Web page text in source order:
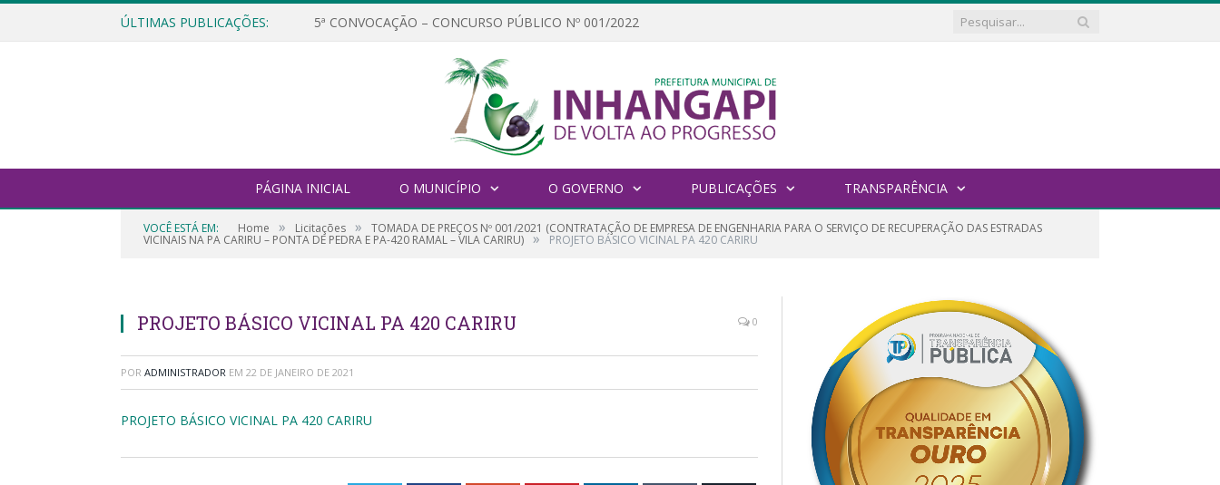
ÚLTIMAS PUBLICAÇÕES: 5ª CONVOCAÇÃO – CONCURSO PÚBLICO Nº 001/2022
PÁGINA INICIAL O MUNICÍPIO O GOVERNO PUBLICAÇÕES TRANSPARÊNCIA
VOCÊ ESTÁ EM: Home » Licitações » TOMADA DE PREÇOS Nº 001/2021 (CONTRATAÇÃO DE EMPRESA DE ENGENHARIA PARA O SERVIÇO DE RECUPERAÇÃO DAS ESTRADAS
VICINAIS NA PA CARIRU – PONTA DE PEDRA E PA-420 RAMAL – VILA CARIRU) » PROJETO BÁSICO VICINAL PA 420 CARIRU
PROJETO BÁSICO VICINAL PA 420 CARIRU 0
POR ADMINISTRADOR EM 22 DE JANEIRO DE 2021
PROJETO BÁSICO VICINAL PA 420 CARIRU